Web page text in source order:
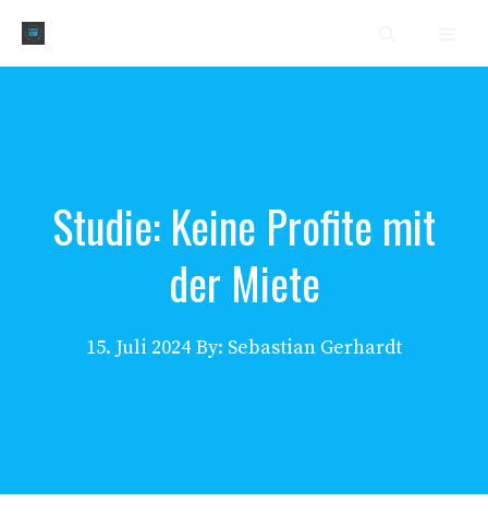
Inhalt
springen
Studie: Keine Profite mit
der Miete
15. Juli 2024 By: Sebastian Gerhardt